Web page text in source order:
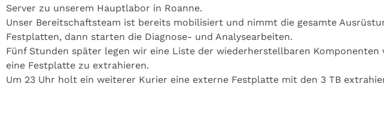
Server zu unserem Hauptlabor in Roanne.
Unser Bereitschaftsteam ist bereits mobilisiert und nimmt die gesamte
Festplatten, dann starten die Diagnose- und Analysearbeiten.
Fünf Stunden später legen wir eine Liste der wiederherstellbaren
eine Festplatte zu extrahieren.
Um 23 Uhr holt ein weiterer Kurier eine externe Festplatte mit den 3 TB